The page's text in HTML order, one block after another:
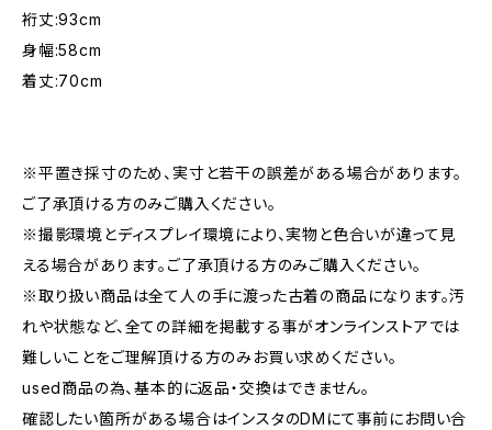
裄丈:93cm
身幅:58cm
着丈:70cm
※平置き採寸のため、実寸と若干の誤差がある場合があります。
ご了承頂ける方のみご購入ください。
※撮影環境とディスプレイ環境により、実物と色合いが違って見
える場合があります。ご了承頂ける方のみご購入ください。
※取り扱い商品は全て人の手に渡った古着の商品になります。汚
れや状態など、全ての詳細を掲載する事がオンラインストアでは
難しいことをご理解頂ける方のみお買い求めください。
used商品の為、基本的に返品・交換はできません。
確認したい箇所がある場合はインスタのDMにて事前にお問い合